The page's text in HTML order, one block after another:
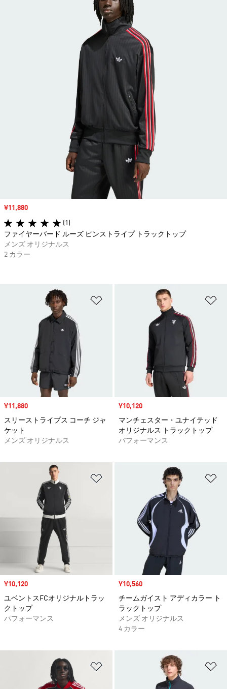
ほしいものリストに追加
セール価格
¥11,880
スリーストライプス コーチ ジャ
ケット
メンズ オリジナルス
セール価格
¥10,120
マンチェスター・ユナイテッド
オリジナルス トラックトップ
パフォーマンス
ほしいものリストに追加
セール価格
¥10,120
ユベントスFCオリジナルトラッ
クトップ
パフォーマンス
セール価格
¥10,560
チームガイスト アディカラー ト
ラックトップ
メンズ オリジナルス
4 カラー
ほしいものリストに追加
セール価格
¥11,880
(1)
ファイヤーバード ルーズ ピンストライプ トラックトップ
メンズ オリジナルス
2 カラー